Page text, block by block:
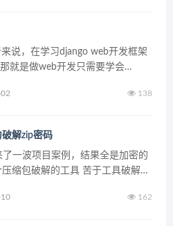
说，在学习django web开发框架
就是做web开发只需要学会
朋友...
138
解zip密码
了一波项目案例，结果全是加密的
缩包破解的工具 苦于工具破解太
三个都是4位数字密码，这...
162